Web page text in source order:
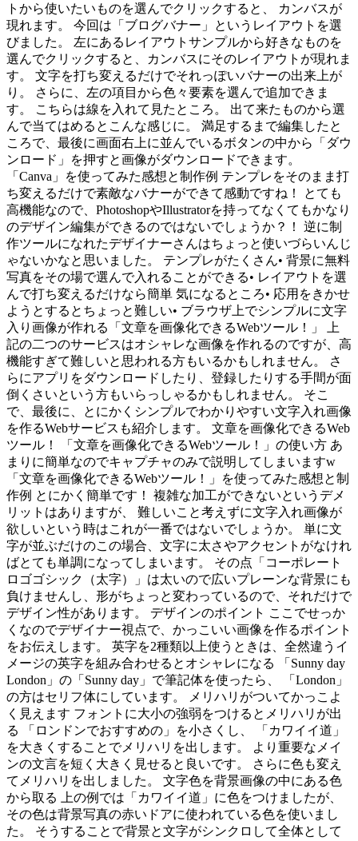
トから使いたいものを選んでクリックすると、 カンバスが
現れます。 今回は「ブログバナー」というレイアウトを選
びました。 左にあるレイアウトサンプルから好きなものを
選んでクリックすると、カンバスにそのレイアウトが現れま
す。 文字を打ち変えるだけでそれっぽいバナーの出来上が
り。 さらに、左の項目から色々要素を選んで追加できま
す。 こちらは線を入れて見たところ。 出て来たものから選
んで当てはめるとこんな感じに。 満足するまで編集したと
ころで、最後に画面右上に並んでいるボタンの中から「ダウ
ンロード」を押すと画像がダウンロードできます。
「Canva」を使ってみた感想と制作例 テンプレをそのまま打
ち変えるだけで素敵なバナーができて感動ですね！ とても
高機能なので、PhotoshopやIllustratorを持ってなくてもかなり
のデザイン編集ができるのではないでしょうか？！ 逆に制
作ツールになれたデザイナーさんはちょっと使いづらいんじ
ゃないかなと思いました。 テンプレがたくさん• 背景に無料
写真をその場で選んで入れることができる• レイアウトを選
んで打ち変えるだけなら簡単 気になるところ• 応用をきかせ
ようとするとちょっと難しい• ブラウザ上でシンプルに文字
入り画像が作れる「文章を画像化できるWebツール！」 上
記の二つのサービスはオシャレな画像を作れるのですが、高
機能すぎて難しいと思われる方もいるかもしれません。 さ
らにアプリをダウンロードしたり、登録したりする手間が面
倒くさいという方もいらっしゃるかもしれません。 そこ
で、最後に、とにかくシンプルでわかりやすい文字入れ画像
を作るWebサービスも紹介します。 文章を画像化できるWeb
ツール！ 「文章を画像化できるWebツール！」の使い方 あ
まりに簡単なのでキャプチャのみで説明してしまいますw
「文章を画像化できるWebツール！」を使ってみた感想と制
作例 とにかく簡単です！ 複雑な加工ができないというデメ
リットはありますが、 難しいこと考えずに文字入れ画像が
欲しいという時はこれが一番ではないでしょうか。 単に文
字が並ぶだけのこの場合、文字に太さやアクセントがなけれ
ばとても単調になってしまいます。 その点「コーポレート
ロゴゴシック（太字）」は太いので広いプレーンな背景にも
負けませんし、形がちょっと変わっているので、それだけで
デザイン性があります。 デザインのポイント ここでせっか
くなのでデザイナー視点で、かっこいい画像を作るポイント
をお伝えします。 英字を2種類以上使うときは、全然違うイ
メージの英字を組み合わせるとオシャレになる 「Sunny day
London」の「Sunny day」で筆記体を使ったら、 「London」
の方はセリフ体にしています。 メリハリがついてかっこよ
く見えます フォントに大小の強弱をつけるとメリハリが出
る 「ロンドンでおすすめの」を小さくし、 「カワイイ道」
を大きくすることでメリハリを出します。 より重要なメイ
ンの文言を短く大きく見せると良いです。 さらに色も変え
てメリハリを出しました。 文字色を背景画像の中にある色
から取る 上の例では「カワイイ道」に色をつけましたが、
その色は背景写真の赤いドアに使われている色を使いまし
た。 そうすることで背景と文字がシンクロして全体として